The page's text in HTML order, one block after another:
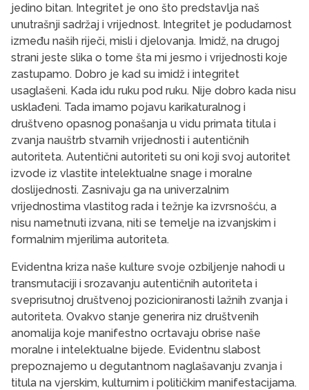
jedino bitan. Integritet je ono što predstavlja naš
unutrašnji sadržaj i vrijednost. Integritet je podudarnost
između naših riječi, misli i djelovanja. Imidž, na drugoj
strani jeste slika o tome šta mi jesmo i vrijednosti koje
zastupamo. Dobro je kad su imidž i integritet
usaglašeni. Kada idu ruku pod ruku. Nije dobro kada nisu
usklađeni. Tada imamo pojavu karikaturalnog i
društveno opasnog ponašanja u vidu primata titula i
zvanja nauštrb stvarnih vrijednosti i autentičnih
autoriteta. Autentični autoriteti su oni koji svoj autoritet
izvode iz vlastite intelektualne snage i moralne
doslijednosti. Zasnivaju ga na univerzalnim
vrijednostima vlastitog rada i težnje ka izvrsnošću, a
nisu nametnuti izvana, niti se temelje na izvanjskim i
formalnim mjerilima autoriteta.
Evidentna kriza naše kulture svoje ozbiljenje nahodi u
transmutaciji i srozavanju autentičnih autoriteta i
sveprisutnoj društvenoj pozicioniranosti lažnih zvanja i
autoriteta. Ovakvo stanje generira niz društvenih
anomalija koje manifestno ocrtavaju obrise naše
moralne i intelektualne bijede. Evidentnu slabost
prepoznajemo u degutantnom naglašavanju zvanja i
titula na vjerskim, kulturnim i političkim manifestacijama.